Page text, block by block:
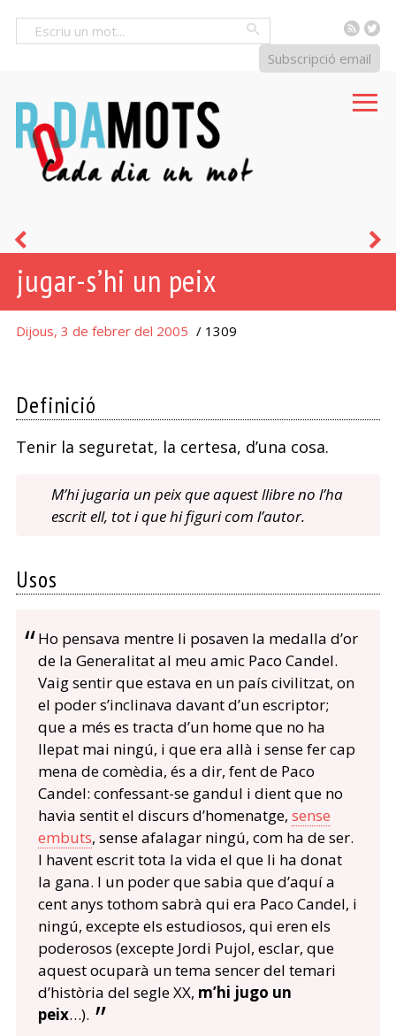
RSS
Subscripció email
jugar-s’hi un peix
Dijous, 3 de febrer del 2005 / 1309
Definició
Tenir la seguretat, la certesa, d’una cosa.
M’hi jugaria un peix que aquest llibre no l’ha
escrit ell, tot i que hi figuri com l’autor.
Usos
Ho pensava mentre li posaven la medalla d’or
de la Generalitat al meu amic Paco Candel.
Vaig sentir que estava en un país civilitzat, on
el poder s’inclinava davant d’un escriptor;
que a més es tracta d’un home que no ha
llepat mai ningú, i que era allà i sense fer cap
mena de comèdia, és a dir, fent de Paco
Candel: confessant-se gandul i dient que no
havia sentit el discurs d’homenatge, sense
embuts, sense afalagar ningú, com ha de ser.
I havent escrit tota la vida el que li ha donat
la gana. I un poder que sabia que d’aquí a
cent anys tothom sabrà qui era Paco Candel, i
ningú, excepte els estudiosos, qui eren els
poderosos (excepte Jordi Pujol, esclar, que
aquest ocuparà un tema sencer del temari
d’història del segle XX, m’hi jugo un
peix…).
ser
un
peix
que
porta
l’oli